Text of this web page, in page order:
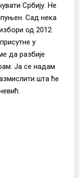
Србију. Не
Сад нека
од 2012.
у
да разбије
Ја се надам
шта ће